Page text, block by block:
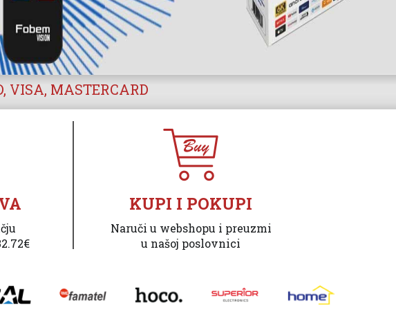
VISA, MASTERCARD
KUPI I POKUPI
Naruči u webshopu i preuzmi
u našoj poslovnici